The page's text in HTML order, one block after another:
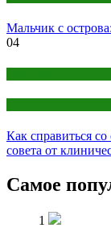
Мальчик с
04
Как справиться
совета от
Самое
1